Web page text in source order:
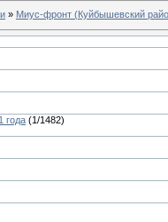
» Миус-фронт (Куйбышевский
года (1/1482)